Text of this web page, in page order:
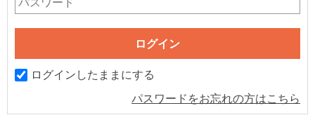
ログインしたままにする
パスワードをお忘れの方はこちら